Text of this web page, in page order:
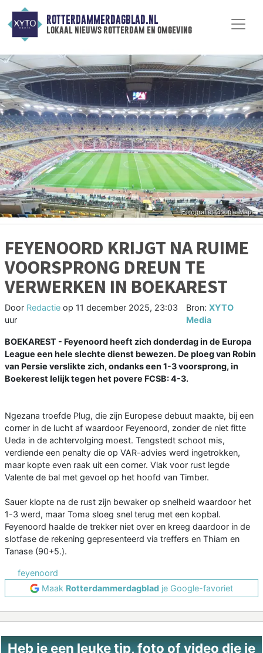
ROTTERDAMMERDAGBLAD.NL
lokaal nieuws rotterdam en omgeving
FEYENOORD KRIJGT NA RUIME
VOORSPRONG DREUN TE
VERWERKEN IN BOEKAREST
Door Redactie op 11 december 2025, 23:03
uur
Bron:XYTO
Media
BOEKAREST - Feyenoord heeft zich donderdag in de Europa
League een hele slechte dienst bewezen. De ploeg van Robin
van Persie verslikte zich, ondanks een 1-3 voorsprong, in
Boekerest lelijk tegen het povere FCSB: 4-3.
Ngezana troefde Plug, die zijn Europese debuut maakte, bij een
corner in de lucht af waardoor Feyenoord, zonder de niet fitte
Ueda in de achtervolging moest. Tengstedt schoot mis,
verdiende een penalty die op VAR-advies werd ingetrokken,
maar kopte even raak uit een corner. Vlak voor rust legde
Valente de bal met gevoel op het hoofd van Timber.
Sauer klopte na de rust zijn bewaker op snelheid waardoor het
1-3 werd, maar Toma sloeg snel terug met een kopbal.
Feyenoord haalde de trekker niet over en kreeg daardoor in de
slotfase de rekening gepresenteerd via treffers en Thiam en
Tanase (90+5.).
feyenoord
Maak Rotterdammerdagblad je Google-favoriet
Heb je een leuke tip, foto of video die je